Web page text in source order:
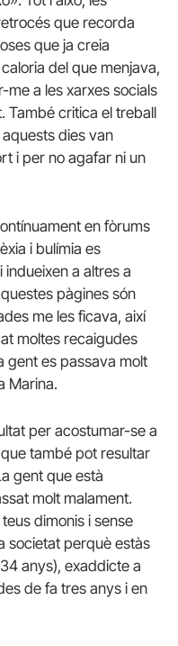
que recorda
que ja creia
del que menjava,
a les xarxes socials
També critica el treball
dies van
i per no agafar ni un
en fòrums
i bulímia es
a altres a
pàgines són
me les ficava, així
moltes recaigudes
gent es passava molt
Marina.
per acostumar-se a
també pot resultar
gent que està
molt malament.
dimonis i sense
societat perquè estàs
anys), exaddicte a
de fa tres anys i en